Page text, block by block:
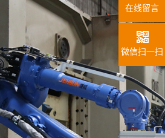
在线留言
微信扫一扫